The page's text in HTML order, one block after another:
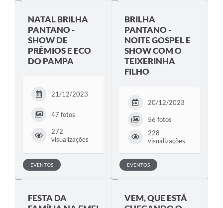
NATAL BRILHA
PANTANO -
SHOW DE
PRÊMIOS E ECO
DO PAMPA
21/12/2023
47 fotos
272
visualizações
EVENTOS
BRILHA
PANTANO -
NOITE GOSPEL E
SHOW COM O
TEIXERINHA
FILHO
20/12/2023
56 fotos
228
visualizações
EVENTOS
FESTA DA
VEM, QUE ESTÁ